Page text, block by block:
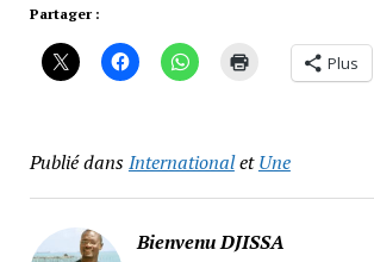
Partager :
Plus
Publié dansInternationaletUne
Bienvenu DJISSA